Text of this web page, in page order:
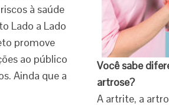
à saúde
Lado a Lado
promove
ao público
Ainda que a
Você sabe
artrose?
A artrite, a